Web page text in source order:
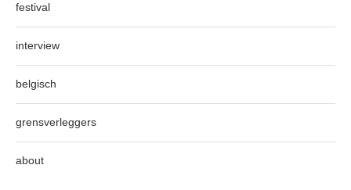
festival
interview
belgisch
grensverleggers
about